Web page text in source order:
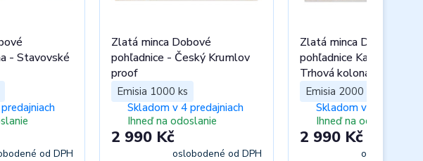
- Stavovské
od DPH
Zlatá minca Dobové
pohľadnice - Český Krumlov
proof
Emisia 1000 ks
Skladom v 4 predajniach
Ihneď na odoslanie
2 990 Kč
oslobodené od DPH
Zlatá minca Dobové
pohľadnice Karlove Vary
Trhová kolonáda proof
Emisia 2000 ks
Skladom v 4
Ihneď na odoslanie
2 990 Kč
oslobodené